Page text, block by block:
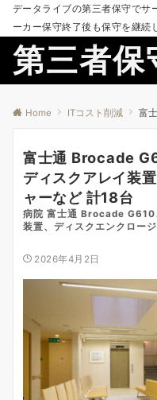
データライブの第三者保守でサ
ーカー保守終了後も保守を継続
第三者保
Home ITコスト削減 富士通
富士通 Brocade
ディスクアレイ装
ャーなど 計18台
病院 富士通 Brocade G610
装置、ディスクエンクロー
2026年4月2日